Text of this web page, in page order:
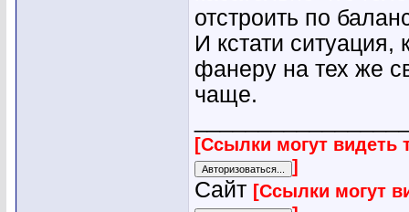
отстроить по
И кстати ситуация,
фанеру на тех же
чаще.
[Ссылки могут видеть
]
Сайт [Ссылки могут